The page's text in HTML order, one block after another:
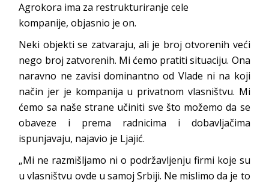
Agrokora ima za restrukturiranje cele
kompanije, objasnio je on.
Neki objekti se zatvaraju, ali je broj otvorenih veći
nego broj zatvorenih. Mi ćemo pratiti situaciju. Ona
naravno ne zavisi dominantno od Vlade ni na koji
način jer je kompanija u privatnom vlasništvu. Mi
ćemo sa naše strane učiniti sve što možemo da se
obaveze i prema radnicima i dobavljačima
ispunjavaju, najavio je Ljajić.
„Mi ne razmišljamo ni o podržavljenju firmi koje su
u vlasništvu ovde u samoj Srbiji. Ne mislimo da je to